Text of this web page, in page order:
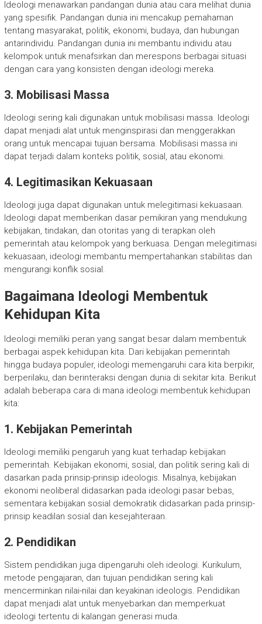
Ideologi menawarkan pandangan dunia atau cara melihat dunia
yang spesifik. Pandangan dunia ini mencakup pemahaman
tentang masyarakat, politik, ekonomi, budaya, dan hubungan
antarindividu. Pandangan dunia ini membantu individu atau
kelompok untuk menafsirkan dan merespons berbagai situasi
dengan cara yang konsisten dengan ideologi mereka.
3. Mobilisasi Massa
Ideologi sering kali digunakan untuk mobilisasi massa. Ideologi
dapat menjadi alat untuk menginspirasi dan menggerakkan
orang untuk mencapai tujuan bersama. Mobilisasi massa ini
dapat terjadi dalam konteks politik, sosial, atau ekonomi.
4. Legitimasikan Kekuasaan
Ideologi juga dapat digunakan untuk melegitimasi kekuasaan.
Ideologi dapat memberikan dasar pemikiran yang mendukung
kebijakan, tindakan, dan otoritas yang di terapkan oleh
pemerintah atau kelompok yang berkuasa. Dengan melegitimasi
kekuasaan, ideologi membantu mempertahankan stabilitas dan
mengurangi konflik sosial.
Bagaimana Ideologi Membentuk
Kehidupan Kita
Ideologi memiliki peran yang sangat besar dalam membentuk
berbagai aspek kehidupan kita. Dari kebijakan pemerintah
hingga budaya populer, ideologi memengaruhi cara kita berpikir,
berperilaku, dan berinteraksi dengan dunia di sekitar kita. Berikut
adalah beberapa cara di mana ideologi membentuk kehidupan
kita:
1. Kebijakan Pemerintah
Ideologi memiliki pengaruh yang kuat terhadap kebijakan
pemerintah. Kebijakan ekonomi, sosial, dan politik sering kali di
dasarkan pada prinsip-prinsip ideologis. Misalnya, kebijakan
ekonomi neoliberal didasarkan pada ideologi pasar bebas,
sementara kebijakan sosial demokratik didasarkan pada prinsip-
prinsip keadilan sosial dan kesejahteraan.
2. Pendidikan
Sistem pendidikan juga dipengaruhi oleh ideologi. Kurikulum,
metode pengajaran, dan tujuan pendidikan sering kali
mencerminkan nilai-nilai dan keyakinan ideologis. Pendidikan
dapat menjadi alat untuk menyebarkan dan memperkuat
ideologi tertentu di kalangan generasi muda.